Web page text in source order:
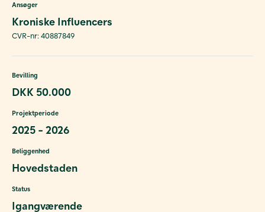
Ansøger
Kroniske Influencers
CVR-nr: 40887849
Bevilling
DKK 50.000
Projektperiode
2025 - 2026
Beliggenhed
Hovedstaden
Status
Igangværende